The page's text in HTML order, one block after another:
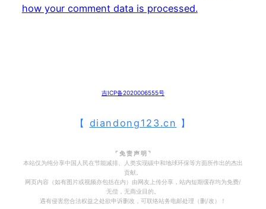
how your comment data is processed.
吉ICP备2020006555号
【 diandong123.cn 】
⌜ 免 责 声 明 ⌝
本站仅为纯分享中国人民在节能减排、人类实现碳中和地球环保等方面所作出的杰出
贡献。
网页内容（如有图片或视频亦包括在内）由网友上传分享，站内短期缓存均为免费/
无偿，无商业目的。
遇有侵害您合法权益之处欲申诉删改，可联络站务电邮处理（删/改）！